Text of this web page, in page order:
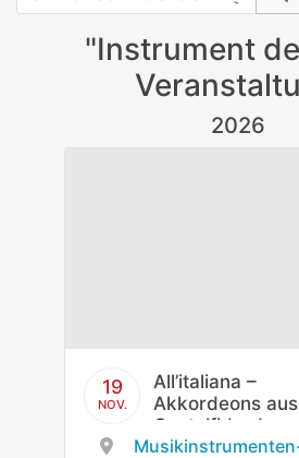
"Instrument
2026
19
NOV.
All’italiana –
Akkordeons aus
Castelfidardo
Musikinstrumenten-Museum des Staatlichen